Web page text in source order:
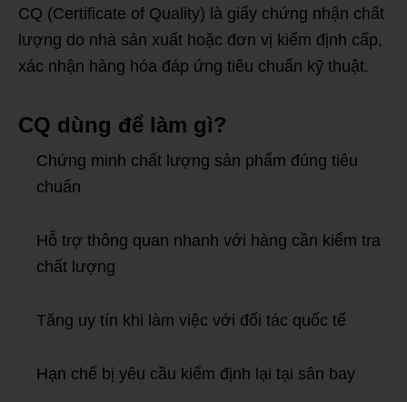
CQ (Certificate of Quality) là giấy chứng nhận chất
lượng do nhà sản xuất hoặc đơn vị kiểm định cấp,
xác nhận hàng hóa đáp ứng tiêu chuẩn kỹ thuật.
CQ dùng để làm gì?
Chứng minh chất lượng sản phẩm đúng tiêu
chuẩn
Hỗ trợ thông quan nhanh với hàng cần kiểm tra
chất lượng
Tăng uy tín khi làm việc với đối tác quốc tế
Hạn chế bị yêu cầu kiểm định lại tại sân bay